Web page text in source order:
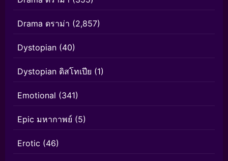
Drama ดราม่า (2,857)
Dystopian (40)
Dystopian ดิสโทเปีย (1)
Emotional (341)
Epic มหากาพย์ (5)
Erotic (46)